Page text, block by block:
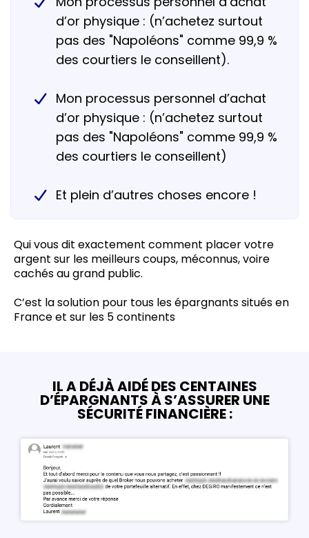
d’or physique : (n’achetez surtout
pas des "Napoléons" comme 99,9 %
des courtiers le conseillent).
Mon processus personnel d’achat
d’or physique : (n’achetez surtout
pas des "Napoléons" comme 99,9 %
des courtiers le conseillent)
Et plein d’autres choses encore !
Qui vous dit exactement comment placer votre
argent sur les meilleurs coups, méconnus, voire
cachés au grand public.
C’est la solution pour tous les épargnants situés en
France et sur les 5 continents
IL A DÉJÀ AIDÉ DES CENTAINES
D’ÉPARGNANTS À S’ASSURER UNE
SÉCURITÉ FINANCIÈRE :